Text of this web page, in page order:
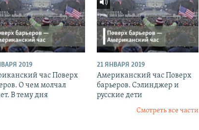
2019
час Поверх
О чем молчал
В тему дня
21 ЯНВАРЯ 2019
Американский час Поверх
барьеров. Сэлинджер и
русские дети
Смотреть все части